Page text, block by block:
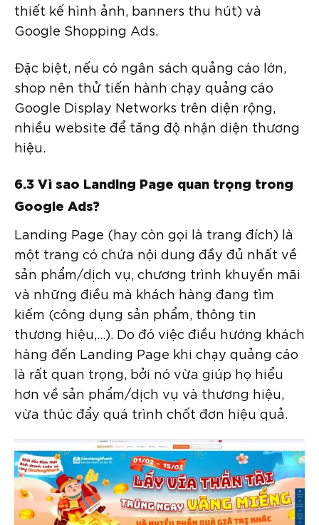
thiết kế hình ảnh, banners thu hút) và
Google Shopping Ads.
Đặc biệt, nếu có ngân sách quảng cáo lớn,
shop nên thử tiến hành chạy quảng cáo
Google Display Networks trên diện rộng,
nhiều website để tăng độ nhận diện thương
hiệu.
6.3 Vì sao Landing Page quan trọng trong
Google Ads?
Landing Page (hay còn gọi là trang đích) là
một trang có chứa nội dung đầy đủ nhất về
sản phẩm/dịch vụ, chương trình khuyến mãi
và những điều mà khách hàng đang tìm
kiếm (công dụng sản phẩm, thông tin
thương hiệu,…). Do đó việc điều hướng khách
hàng đến Landing Page khi chạy quảng cáo
là rất quan trọng, bởi nó vừa giúp họ hiểu
hơn về sản phẩm/dịch vụ và thương hiệu,
vừa thúc đẩy quá trình chốt đơn hiệu quả.